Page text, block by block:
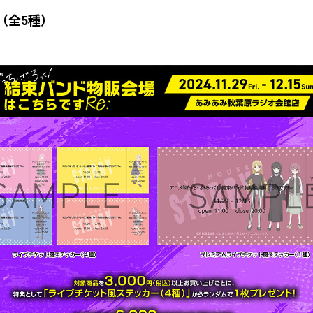
全5種）